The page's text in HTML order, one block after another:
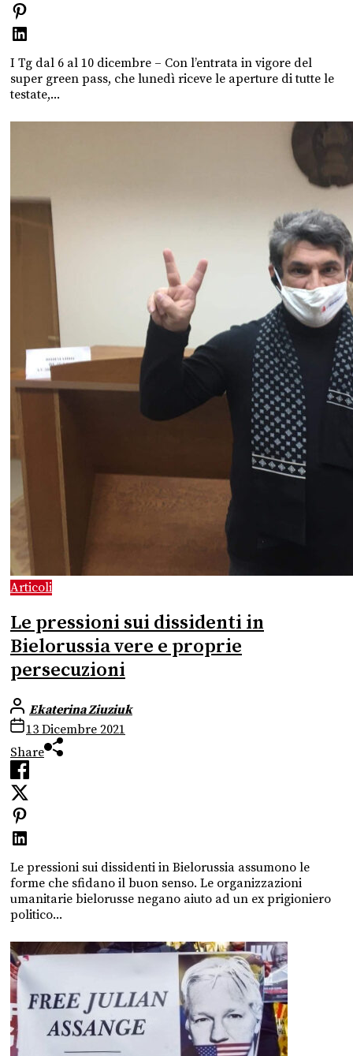
I Tg dal 6 al 10 dicembre – Con l’entrata in vigore del
super green pass, che lunedì riceve le aperture di tutte le
testate,...
Articoli
Le pressioni sui dissidenti in
Bielorussia vere e proprie
persecuzioni
Ekaterina Ziuziuk
13 Dicembre 2021
Share
Le pressioni sui dissidenti in Bielorussia assumono le
forme che sfidano il buon senso. Le organizzazioni
umanitarie bielorusse negano aiuto ad un ex prigioniero
politico...